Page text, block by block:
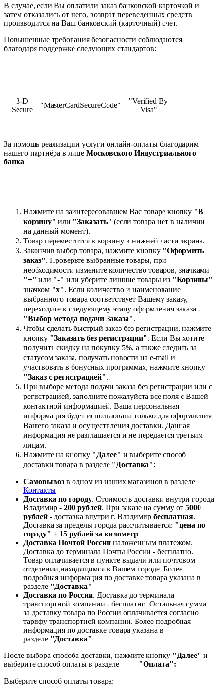
В случае, если Вы оплатили заказ банковской карточкой и
затем отказались от него, возврат переведенных средств
производится на Ваш банковский (карточный) счет.
Повышенные требования безопасности соблюдаются
благодаря поддержке следующих стандартов:
3-D
Secure
"MasterCardSecureCode"
"Verified By
Visa"
За помощь реализации услуги онлайн-оплаты благодарим
нашего партнёра в лице Московского Индустриального
банка
Нажмите на заинтересовавшем Вас товаре кнопку "В
корзину" или "Заказать" (если товара нет в наличии
на данный момент).
Товар переместится в корзину в нижней части экрана.
Закончив выбор товара, нажмите кнопку "Оформить
заказ". Проверьте выбранные товары, при
необходимости измените количество товаров, значками
"+" или "-" или уберите лишние товары из "Корзины"
значком "х". Если количество и наименование
выбранного товара соответствует Вашему заказу,
переходите к следующему этапу оформления заказа -
"Выбор метода подачи Заказа".
Чтобы сделать быстрый заказ без регистрации, нажмите
кнопку "Заказать без регистрации". Если Вы хотите
получить скидку на покупку 5%, а также следить за
статусом заказа, получать новости на e-mail и
участвовать в бонусных программах, нажмите кнопку
"Заказ с регистрацией".
При выборе метода подачи заказа без регистрации или с
регистрацией, заполните пожалуйста все поля с Вашей
контактной информацией. Ваша персональная
информация будет использована только для оформления
Вашего заказа и осуществления доставки. Данная
информация не разглашается и не передается третьим
лицам.
Нажмите на кнопку "Далее" и выберите способ
доставки товара в разделе ''Доставка":
Самовывоз в одном из наших магазинов в разделе
Контакты
Доставка по городу. Стоимость доставки внутри города
Владимир - 200 рублей. При заказе на сумму от 5000
рублей - доставка внутри г. Владимир бесплатная.
Доставка за пределы города рассчитывается: "цена по
городу" + 15 рублей за километр
Доставка Почтой России наложенным платежом.
Доставка до терминала Почты России - бесплатно.
Товар оплачивается в пункте выдачи или почтовом
отделении,находящимся в Вашем городе. Более
подробная информация по доставке товара указана в
разделе "Доставка"
Доставка по России. Доставка до терминала
транспортной компании - бесплатно. Остальная сумма
за доставку товара по России оплачивается согласно
тарифу транспортной компании. Более подробная
информация по доставке товара указана в
разделе "Доставка"
После выбора способа доставки, нажмите кнопку "Далее" и
выберите способ оплаты в разделе "Оплата":
Выберите способ оплаты товара: